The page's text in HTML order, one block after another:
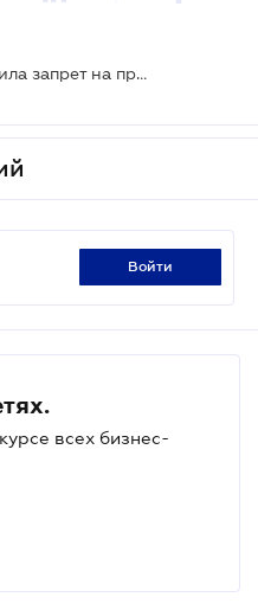
Российская Федерация продлила запрет на прямой транзит товаров из Украины
войти
всех бизнес-